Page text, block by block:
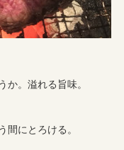
。溢れる旨味。
にとろける。